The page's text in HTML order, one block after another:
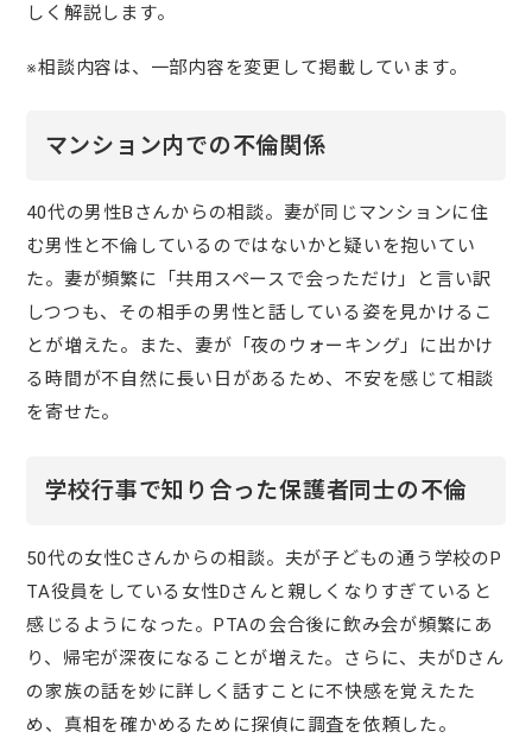
しく解説します。
※相談内容は、一部内容を変更して掲載しています。
マンション内での不倫関係
40代の男性Bさんからの相談。妻が同じマンションに住
む男性と不倫しているのではないかと疑いを抱いてい
た。妻が頻繁に「共用スペースで会っただけ」と言い訳
しつつも、その相手の男性と話している姿を見かけるこ
とが増えた。また、妻が「夜のウォーキング」に出かけ
る時間が不自然に長い日があるため、不安を感じて相談
を寄せた。
学校行事で知り合った保護者同士の不倫
50代の女性Cさんからの相談。夫が子どもの通う学校のP
TA役員をしている女性Dさんと親しくなりすぎていると
感じるようになった。PTAの会合後に飲み会が頻繁にあ
り、帰宅が深夜になることが増えた。さらに、夫がDさん
の家族の話を妙に詳しく話すことに不快感を覚えたた
め、真相を確かめるために探偵に調査を依頼した。